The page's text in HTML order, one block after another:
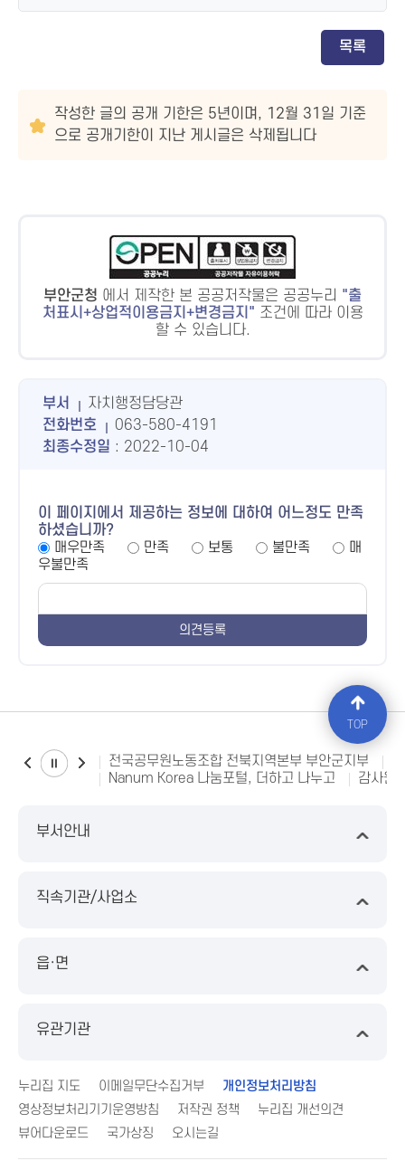
목록
작성한 글의 공개 기한은 5년이며, 12월 31일 기준
으로 공개기한이 지난 게시글은 삭제됩니다
부안군청 에서 제작한 본 공공저작물은 공공누리
출
처표시+상업적이용금지+변경금지
조건에 따라 이용
할 수 있습니다.
부서
자치행정담당관
전화번호
063-580-4191
최종수정일 : 2022-10-04
이 페이지에서 제공하는 정보에 대하여 어느정도 만족
하셨습니까?
매우만족
만족 보통 불만족
매
우불만족
전국공무원노동조합 전북지역본부 부안군지부
Nanum Korea 나눔포털, 더하고 나누고
감사원
부서안내
직속기관/사업소
읍·면
유관기관
누리집 지도 이메일무단수집거부
개인정보처리방침
영상정보처리기기운영방침
저작권 정책
누리집 개선의견
뷰어다운로드
국가상징 오시는길
TOP